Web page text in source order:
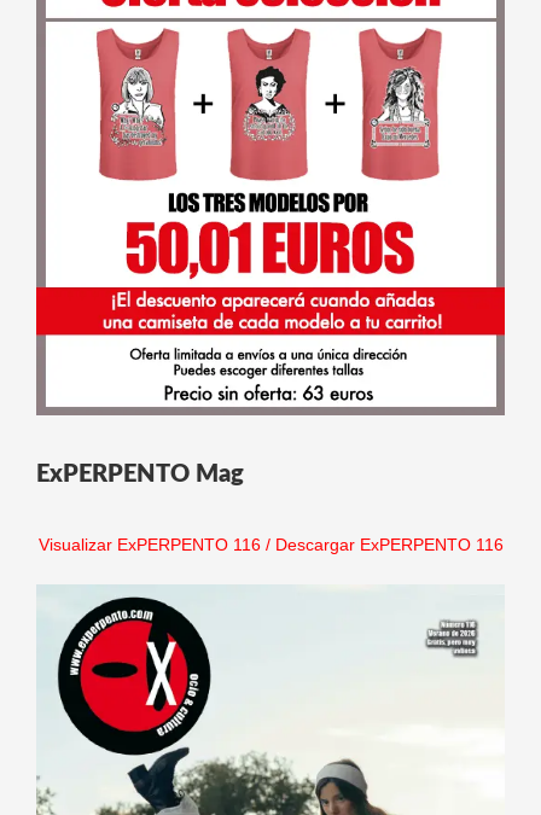
ExPERPENTO Mag
Visualizar ExPERPENTO 116/ Descargar ExPERPENTO 116